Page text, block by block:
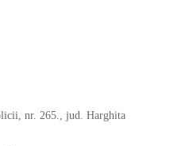
nr. 265., jud. Harghita